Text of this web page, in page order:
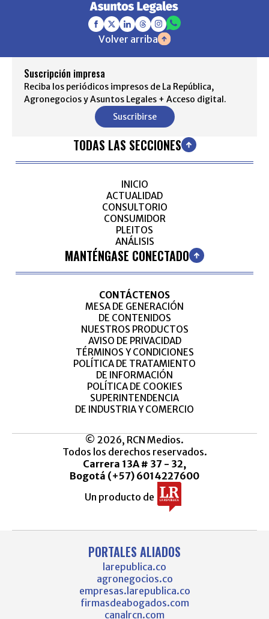
Volver arriba
Suscripción impresa
Reciba los periódicos impresos de La República,
Agronegocios y Asuntos Legales + Acceso digital.
Suscribirse
TODAS LAS SECCIONES
INICIO
ACTUALIDAD
CONSULTORIO
CONSUMIDOR
PLEITOS
ANÁLISIS
MANTÉNGASE CONECTADO
CONTÁCTENOS
MESA DE GENERACIÓN
DE CONTENIDOS
NUESTROS PRODUCTOS
AVISO DE PRIVACIDAD
TÉRMINOS Y CONDICIONES
POLÍTICA DE TRATAMIENTO
DE INFORMACIÓN
POLÍTICA DE COOKIES
SUPERINTENDENCIA
DE INDUSTRIA Y COMERCIO
© 2026, RCN Medios.
Todos los derechos reservados.
Carrera 13A # 37 - 32,
Bogotá (+57) 6014227600
Un producto de
PORTALES ALIADOS
larepublica.co
agronegocios.co
empresas.larepublica.co
firmasdeabogados.com
canalrcn.com